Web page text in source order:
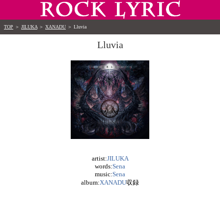
TOP ＞ JILUKA ＞ XANADU ＞ Lluvia
Lluvia
artist:JILUKA
words:Sena
music:Sena
album:XANADU収録